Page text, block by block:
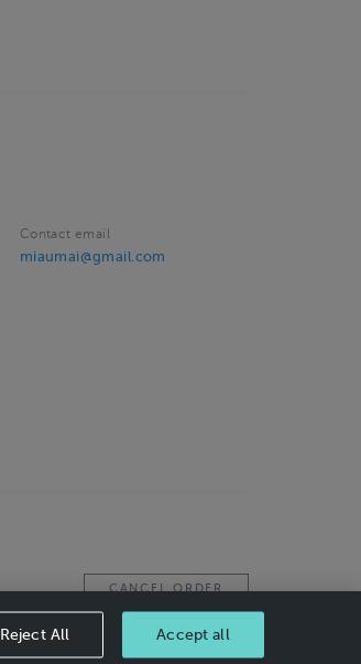
Contact email
miaumai@gmail.com
CANCEL ORDER
Reject All Accept all